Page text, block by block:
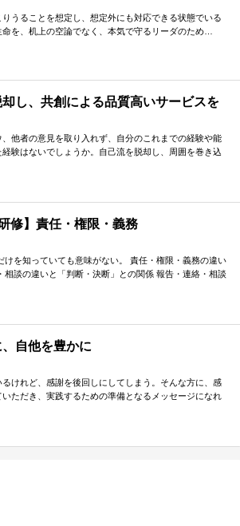
りうることを想定し、想定外にも対応できる状態でいる
を、机上の空論でなく、本気で守るリーダのため…
却し、共創による品質高いサービスを
他者の意見を取り入れず、自分のこれまでの経験や能
験はないでしょうか。自己流を脱却し、周囲を巻き込
修】責任・権限・義務
けを知っていても意味がない。 責任・権限・義務の違い
相談の違いと「判断・決断」との関係 報告・連絡・相談
能を理解し、チームワークを大きく向上したいリーダ
自他を豊かに
けれど、感謝を後回しにしてしまう。そんな方に、感
ただき、実践するための準備となるメッセージになれ